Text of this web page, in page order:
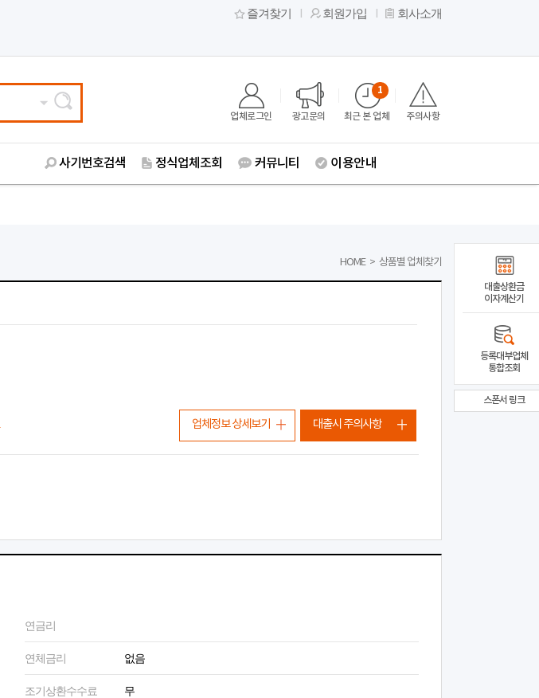
즐겨찾기 회원가입 회사소개
업체로그인 광고문의 최근 본 업체
1
주의사항
사기번호검색 정식업체조회 커뮤니티 이용안내
HOME > 상품별 업체찾기
업체정보 상세보기 대출시 주의사항
연금리
연체금리 없음
조기상환수수료 무
대출상환금
이자계산기
등록대부업체
통합조회
스폰서 링크